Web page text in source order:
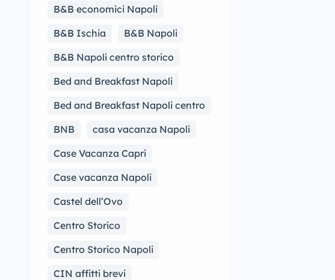
B&B economici Napoli
B&B Ischia
B&B Napoli
B&B Napoli centro storico
Bed and Breakfast Napoli
Bed and Breakfast Napoli centro
BNB
casa vacanza Napoli
Case Vacanza Capri
Case vacanza Napoli
Castel dell’Ovo
Centro Storico
Centro Storico Napoli
CIN affitti brevi